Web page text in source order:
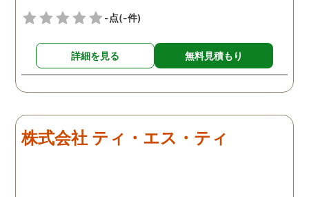
士に依頼し、その証拠が元
で離婚となりました。 妻は
反省して男とは別れたよう
でしたが、お互い愛情はも
う冷めていることがわかっ
たので、離婚しようという
るので、浮気を疑って心配
-点(-件)
詳細を見る 無料見積もり
株式会社 ティ・エス・ティ